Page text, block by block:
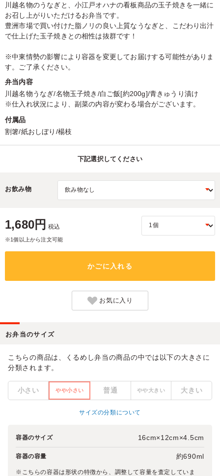
川越名物のうなぎと、小江戸オハナの看板商品の玉子焼きを一緒に
お召し上がりいただけるお弁当です。
豊洲市場で買い付けた脂ノリの良い上質なうなぎと、こだわり出汁
で仕上げた玉子焼きとの相性は抜群です！
※中東情勢の影響により容器を変更してお届けする可能性がありま
す。ご了承ください。
弁当内容
川越名物うなぎ/名物玉子焼き/白ご飯[約200g]/青きゅうり漬け
※仕入れ状況により、副菜の内容が変わる場合がございます。
付属品
割箸/紙おしぼり/楊枝
下記選択してください
お飲み物
1,680円 税込
※1個以上から注文可能
かごに入れる
お気に入り
お弁当のサイズ
こちらの商品は、くるめし弁当の商品の中では以下の大きさに
分類されます。
小さい やや小さい 普通 やや大きい 大きい
サイズの分類について
容器のサイズ 16cm×12cm×4.5cm
容器の容量 約690ml
※こちらの容器は形状の特徴から、調整して容量を査定していま